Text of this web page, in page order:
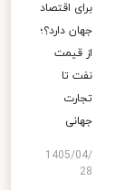
برای اقتصاد
جهان دارد؟؛
از قیمت
نفت تا
تجارت
جهانی
1405/04/
28